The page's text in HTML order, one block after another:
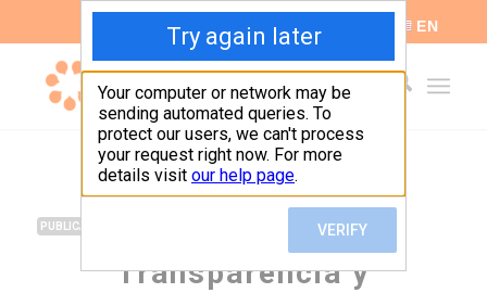
EN
PUBLICACIONES
Transparencia y